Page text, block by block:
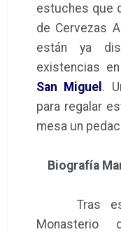
estuches que
de Cervezas
están ya
existencias
San Miguel .
para regalar
mesa un
Biografía
Tras
Monasterio